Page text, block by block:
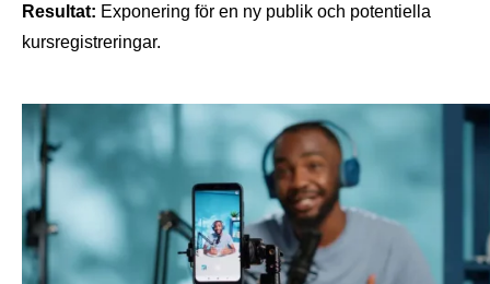
Resultat: Exponering för en ny publik och potentiella
kursregistreringar.